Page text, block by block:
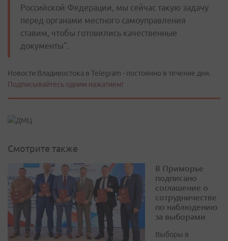
Российской Федерации, мы сейчас такую задачу
перед органами местного самоуправления
ставим, чтобы готовились качественные
документы".
Новости Владивостока в Telegram - постоянно в течение дня.
Подписывайтесь одним нажатием!
Смотрите также
В Приморье
подписано
соглашение о
сотрудничестве
по наблюдению
за выборами
Выборы в